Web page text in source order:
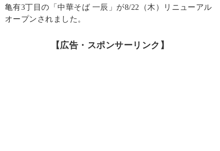
亀有3丁目の「中華そば 一辰」が8/22（木）リニューアル
オープンされました。
【広告・スポンサーリンク】